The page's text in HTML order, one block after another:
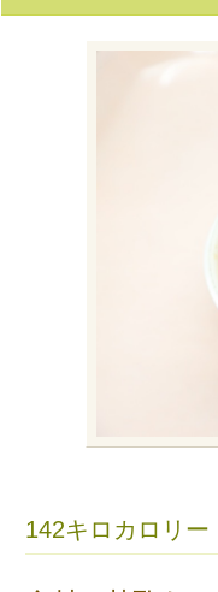
142キロカロリー